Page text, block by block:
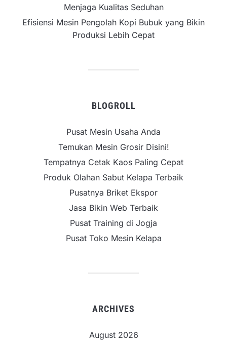
Menjaga Kualitas Seduhan
Efisiensi Mesin Pengolah Kopi Bubuk yang Bikin
Produksi Lebih Cepat
BLOGROLL
Pusat Mesin Usaha Anda
Temukan Mesin Grosir Disini!
Tempatnya Cetak Kaos Paling Cepat
Produk Olahan Sabut Kelapa Terbaik
Pusatnya Briket Ekspor
Jasa Bikin Web Terbaik
Pusat Training di Jogja
Pusat Toko Mesin Kelapa
ARCHIVES
August 2026